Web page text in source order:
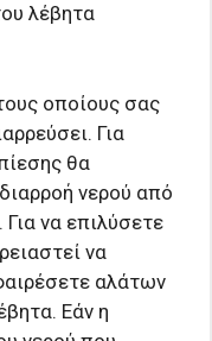
λέβητα
οποίους σας
Για
θα
νερού από
να επιλύσετε
να
αλάτων
Εάν η